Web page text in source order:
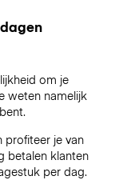
om je
weten namelijk
profiteer je van
betalen klanten
per dag.